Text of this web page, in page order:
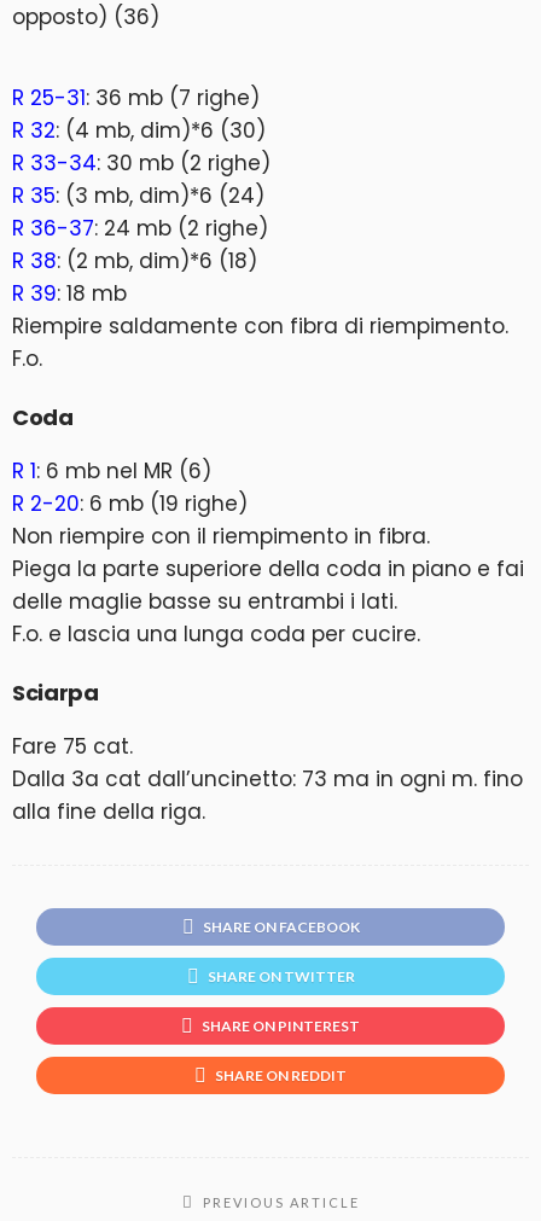
opposto) (36)
R 25-31: 36 mb (7 righe)
R 32: (4 mb, dim)*6 (30)
R 33-34: 30 mb (2 righe)
R 35: (3 mb, dim)*6 (24)
R 36-37: 24 mb (2 righe)
R 38: (2 mb, dim)*6 (18)
R 39: 18 mb
Riempire saldamente con fibra di riempimento.
F.o.
Coda
R 1: 6 mb nel MR (6)
R 2-20: 6 mb (19 righe)
Non riempire con il riempimento in fibra.
Piega la parte superiore della coda in piano e fai
delle maglie basse su entrambi i lati.
F.o. e lascia una lunga coda per cucire.
Sciarpa
Fare 75 cat.
Dalla 3a cat dall’uncinetto: 73 ma in ogni m. fino
alla fine della riga.
SHARE ON FACEBOOK
SHARE ON TWITTER
SHARE ON PINTEREST
SHARE ON REDDIT
PREVIOUS ARTICLE